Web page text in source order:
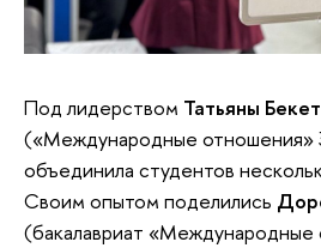
Под лидерством Татьяны
(«Международные отношения»
объединила студентов
Своим опытом поделились
(бакалавриат «Международные